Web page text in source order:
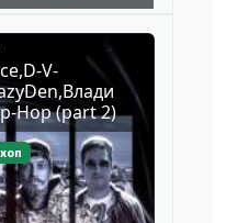
V-
Hop (part 2)